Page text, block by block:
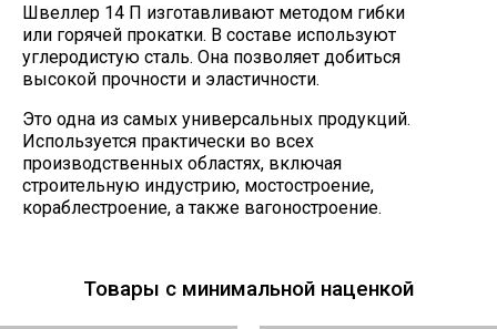
Швеллер 14 П изготавливают методом гибки
или горячей прокатки. В составе используют
углеродистую сталь. Она позволяет добиться
высокой прочности и эластичности.
Это одна из самых универсальных продукций.
Используется практически во всех
производственных областях, включая
строительную индустрию, мостостроение,
кораблестроение, а также вагоностроение.
Товары с минимальной наценкой